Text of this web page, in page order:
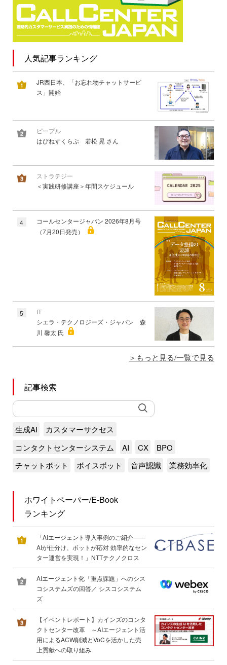
人気記事ランキング
JR西日本、「お忘れ物チャットサービ
ス」開始
ピープル
はぴねすくらぶ 若松 晃 さん
ストラテジー
＜実践研修講座＞年間スケジュール
4
コールセンタージャパン 2026年8月号
（7月20日発売）
5
IT
シエラ・テクノロジーズ・ジャパン 森
川 馨太 氏
もっと見る/一覧で見る
記事検索
生成AI
カスタマーサクセス
コンタクトセンターシステム
AI CX
BPO
チャットボット
ボイスボット 音声認識 業務効率化
ホワイトペーパー/E-Book
ランキング
「AIエージェント導入事例のご紹介――
AIが仕分け、ボットが応対 効率的なセン
ター運営を実現！」NTTテクノクロス
AIエージェント化「重点課題」へのシス
コシステムズの回答／ シスコシステム
ズ
【イベントレポート】カインズのコンタ
クトセンター改革 ～AIエージェント活
用によるACW削減とVoCを活かした売
上貢献への取り組み